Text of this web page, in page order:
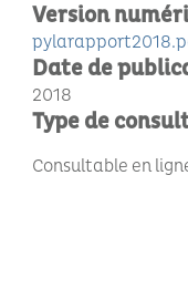
Version
Date de
2018
Type de
Consultable en